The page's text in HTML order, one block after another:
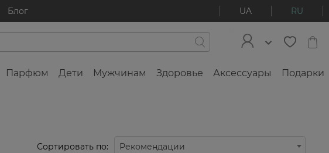
Блог UA RU
Парфюм Дети Мужчинам Здоровье Аксессуары Подарки
Сортировать по: Рекомендации